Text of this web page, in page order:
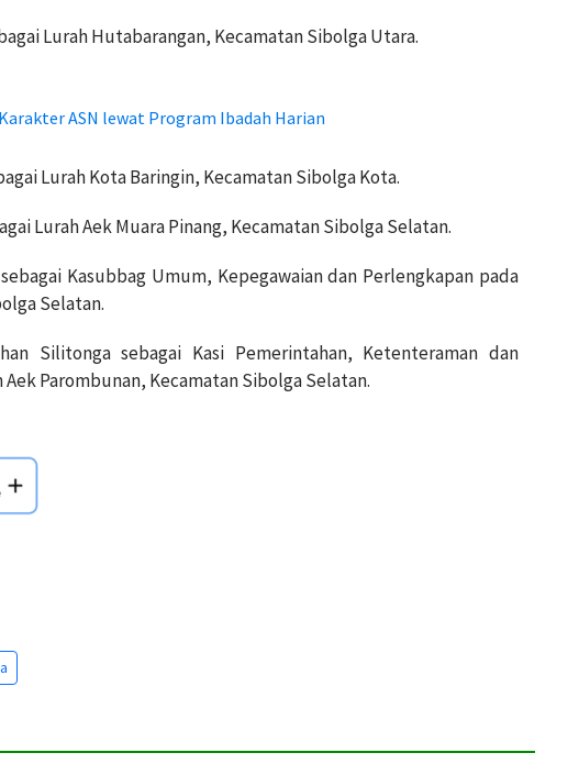
Lurah Hutabarangan, Kecamatan Sibolga Utara.
ASN lewat Program Ibadah Harian
Lurah Kota Baringin, Kecamatan Sibolga Kota.
Lurah Aek Muara Pinang, Kecamatan Sibolga Selatan.
Kasubbag Umum, Kepegawaian dan Perlengkapan pada
Selatan.
Silitonga sebagai Kasi Pemerintahan, Ketenteraman dan
Parombunan, Kecamatan Sibolga Selatan.